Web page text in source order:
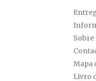
Sobre
Mapa
Livro